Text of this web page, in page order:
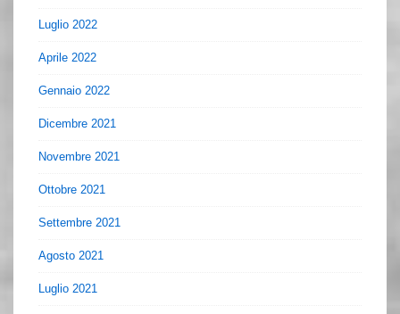
Luglio 2022
Aprile 2022
Gennaio 2022
Dicembre 2021
Novembre 2021
Ottobre 2021
Settembre 2021
Agosto 2021
Luglio 2021